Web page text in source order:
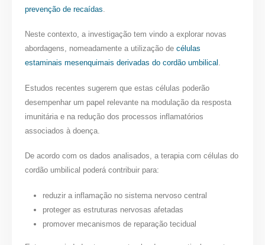
prevenção de recaídas
Neste contexto, a investigação tem vindo a explorar novas
abordagens, nomeadamente a utilização decélulas
estaminais mesenquimais derivadas do cordão umbilical .
Estudos recentes sugerem que estas células poderão
desempenhar um papel relevante na modulação da resposta
imunitária e na redução dos processos inflamatórios
associados à doença.
De acordo com os dados analisados, a terapia com células do
cordão umbilical poderá contribuir para:
reduzir a inflamação no sistema nervoso central
proteger as estruturas nervosas afetadas
promover mecanismos de reparação tecidual